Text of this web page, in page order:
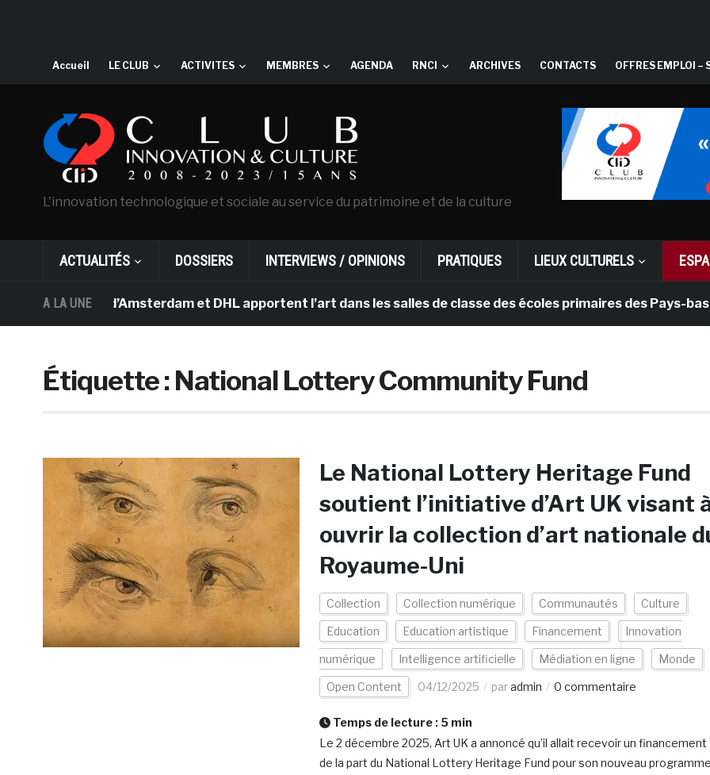
Accueil LE CLUB ACTIVITES MEMBRES AGENDA RNCI ARCHIVES CONTACTS OFFRES EMPLOI –
L'innovation technologique et sociale au service du patrimoine et de la culture
ACTUALITÉS DOSSIERS INTERVIEWS / OPINIONS PRATIQUES LIEUX CULTURELS
A LA UNE
Van Gogh d’Amsterdam et DHL apportent l’art dans les salles de classe des écoles primaires des Pays-bas
Étiquette :National Lottery Community Fund
Le National Lottery Heritage Fund
soutient l’initiative d’Art UK visant
ouvrir la collection d’art nationale
Royaume-Uni
Collection Collection numérique Communautés Culture
Education Education artistique Financement Innovation
numérique Intelligence artificielle Médiation en ligne Monde
Open Content 04/12/2025 paradmin 0 commentaire
Temps de lecture : 5 min
Le 2 décembre 2025, Art UK a annoncé qu’il allait recevoir un financement
de la part du National Lottery Heritage Fund pour son nouveau